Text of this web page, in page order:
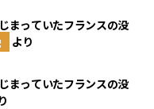
まっていたフランスの没
より
まっていたフランスの没